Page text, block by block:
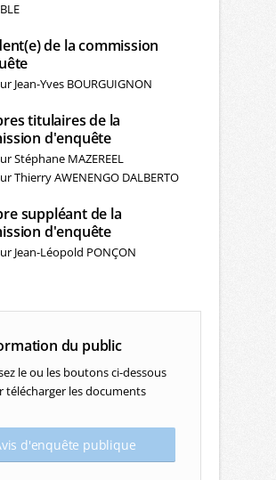
de la commission
Jean-Yves BOURGUIGNON
titulaires de la
d'enquête
Stéphane MAZEREEL
Thierry AWENENGO DALBERTO
suppléant de la
d'enquête
Jean-Léopold PONÇON
du public
le ou les boutons ci-dessous
télécharger les documents
d'enquête publique